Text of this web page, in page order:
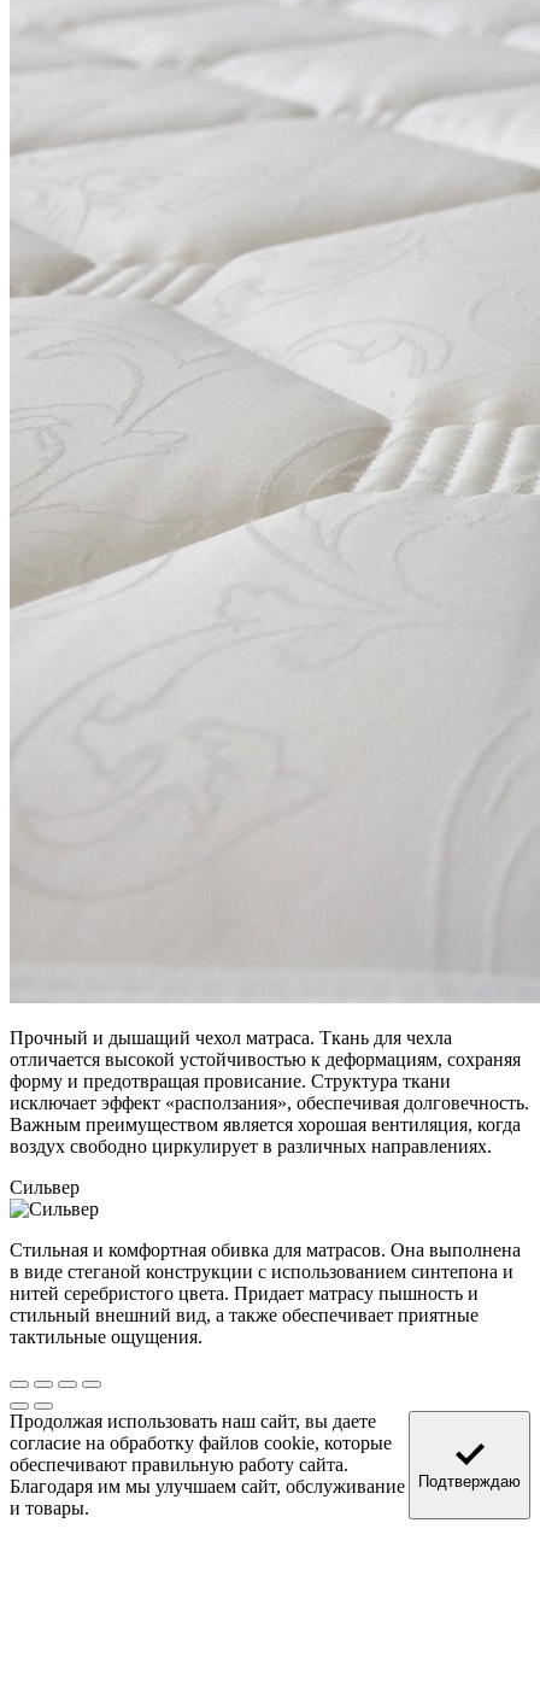
Прочный и дышащий чехол матраса. Ткань для чехла
отличается высокой устойчивостью к деформациям, сохраняя
форму и предотвращая провисание. Структура ткани
исключает эффект «расползания», обеспечивая долговечность.
Важным преимуществом является хорошая вентиляция, когда
воздух свободно циркулирует в различных направлениях.
Сильвер
Стильная и комфортная обивка для матрасов. Она выполнена
в виде стеганой конструкции с использованием синтепона и
нитей серебристого цвета. Придает матрасу пышность и
стильный внешний вид, а также обеспечивает приятные
тактильные ощущения.
Продолжая использовать наш сайт, вы даете
согласие на обработку файлов cookie, которые
обеспечивают правильную работу сайта.
Благодаря им мы улучшаем сайт, обслуживание
и товары.
Подтверждаю